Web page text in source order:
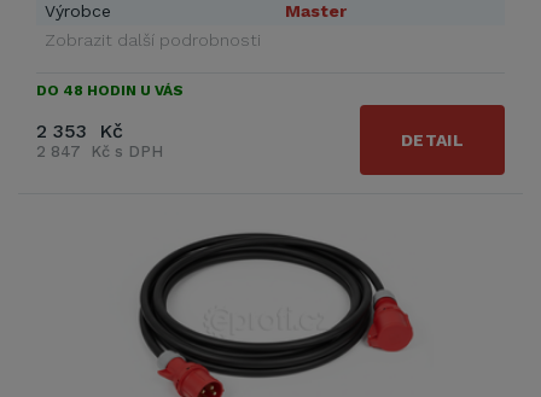
Výrobce
Master
Zobrazit další podrobnosti
DO 48 HODIN U VÁS
2 353 Kč
2 847 Kč s DPH
DETAIL